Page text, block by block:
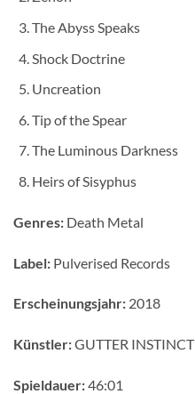
The Abyss Speaks
Shock Doctrine
Uncreation
Tip of the Spear
The Luminous Darkness
Heirs of Sisyphus
Genres: Death Metal
Label: Pulverised Records
Erscheinungsjahr: 2018
Künstler:GUTTER INSTINCT
Spieldauer:46:01